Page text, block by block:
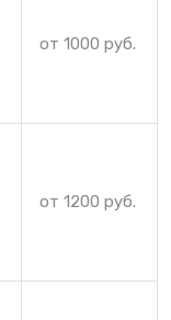
от 1000 руб.
от 1200 руб.